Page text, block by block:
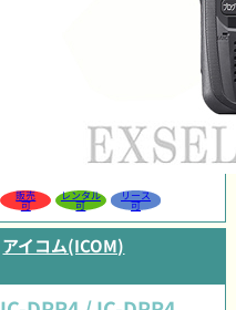
販売
可
レンタル
可
リース
可
アイコム(ICOM)